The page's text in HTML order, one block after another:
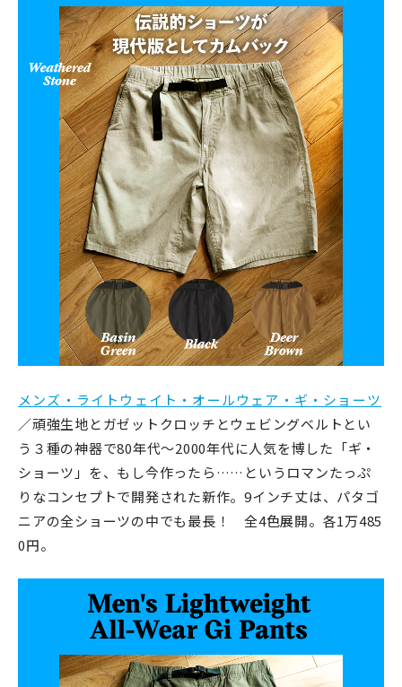
メンズ・ライトウェイト・オールウェア・ギ・ショーツ
／頑強生地とガゼットクロッチとウェビングベルトとい
う３種の神器で80年代〜2000年代に人気を博した「ギ・
ショーツ」を、もし今作ったら……というロマンたっぷ
りなコンセプトで開発された新作。9インチ丈は、パタゴ
ニアの全ショーツの中でも最長！ 全4色展開。各1万485
0円。